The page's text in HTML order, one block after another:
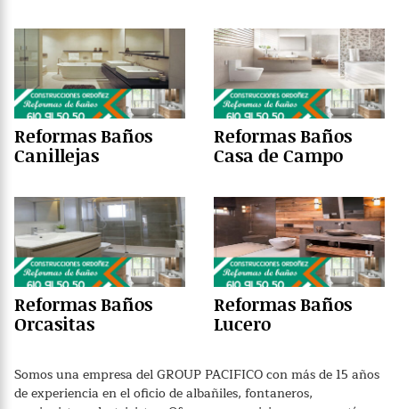
Reformas Baños
Canillejas
Reformas Baños
Casa de Campo
Reformas Baños
Orcasitas
Reformas Baños
Lucero
Somos una empresa del GROUP PACIFICO con más de 15 años
de experiencia en el oficio de albañiles, fontaneros,